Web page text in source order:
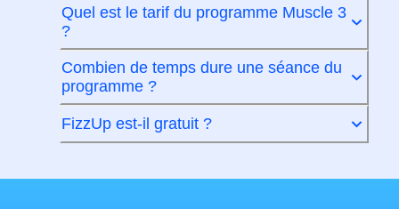
Quel est le tarif du programme Muscle 3
?
Combien de temps dure une séance du
programme ?
FizzUp est-il gratuit ?